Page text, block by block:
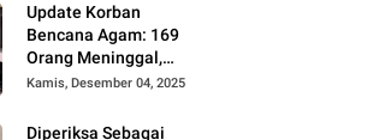
Update Korban
Bencana Agam: 169
Orang Meninggal,
Belum Ditemukan 86
Kamis, Desember 04, 2025
Diperiksa Sebagai